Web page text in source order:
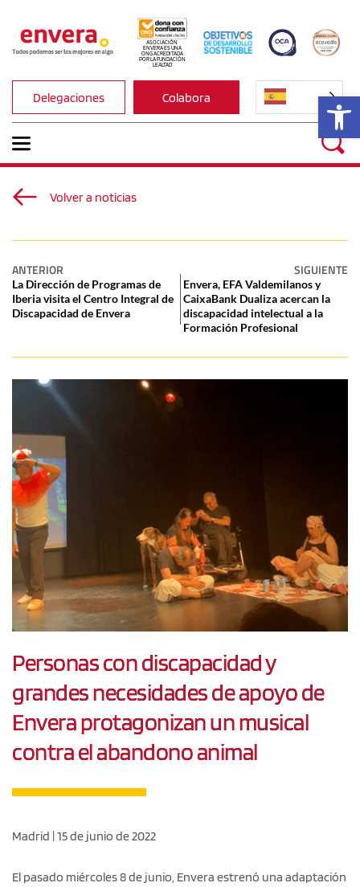
ASOCIACIÓN
ENVERA ES UNA
ONG ACREDITADA
POR LA FUNDACIÓN
LEALTAD
Delegaciones Colabora
Volver a noticias
ANTERIOR SIGUIENTE
La Dirección de Programas de
Iberia visita el Centro Integral de
Discapacidad de Envera
Envera, EFA Valdemilanos y
CaixaBank Dualiza acercan la
discapacidad intelectual a la
Formación Profesional
Personas con discapacidad y
grandes necesidades de apoyo de
Envera protagonizan un musical
contra el abandono animal
Madrid | 15 de junio de 2022
El pasado miércoles 8 de junio, Envera estrenó una adaptación